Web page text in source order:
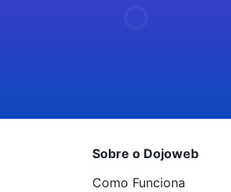
Sobre o Dojoweb
Como Funciona